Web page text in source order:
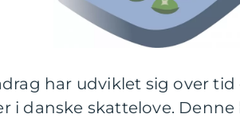
har udviklet sig over
i danske skattelove.